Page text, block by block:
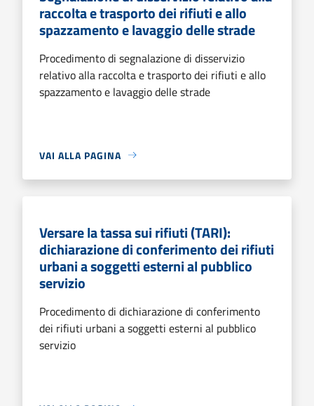
raccolta e trasporto dei rifiuti e allo
spazzamento e lavaggio delle strade
Procedimento di segnalazione di disservizio
relativo alla raccolta e trasporto dei rifiuti e allo
spazzamento e lavaggio delle strade
VAI ALLA PAGINA
Versare la tassa sui rifiuti (TARI):
dichiarazione di conferimento dei rifiuti
urbani a soggetti esterni al pubblico
servizio
Procedimento di dichiarazione di conferimento
dei rifiuti urbani a soggetti esterni al pubblico
servizio